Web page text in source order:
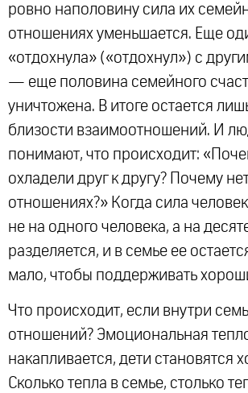
ровно наполовину сила их
отношениях уменьшается. Еще
«отдохнула» («отдохнул») с
— еще половина семейного
уничтожена. В итоге остается
близости взаимоотношений. И
понимают, что происходит:
охладели друг к другу? Почему
отношениях?» Когда сила
не на одного человека, а на
разделяется, и в семье ее
мало, чтобы поддерживать
Что происходит, если внутри
отношений? Эмоциональная
накапливается, дети становятся
Сколько тепла в семье, столько